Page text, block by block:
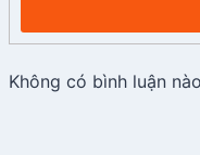
Không có bình luận nào